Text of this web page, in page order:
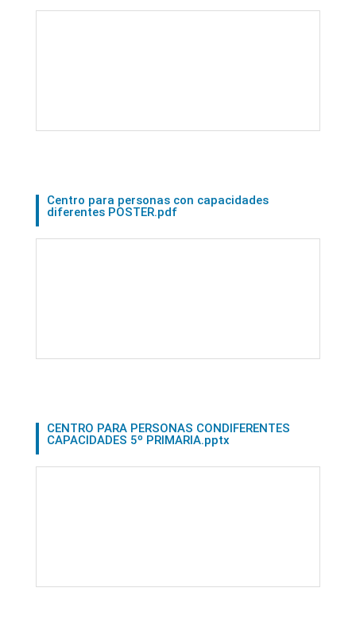
Centro para personas con capacidades
diferentes POSTER.pdf
CENTRO PARA PERSONAS CONDIFERENTES
CAPACIDADES 5º PRIMARIA.pptx